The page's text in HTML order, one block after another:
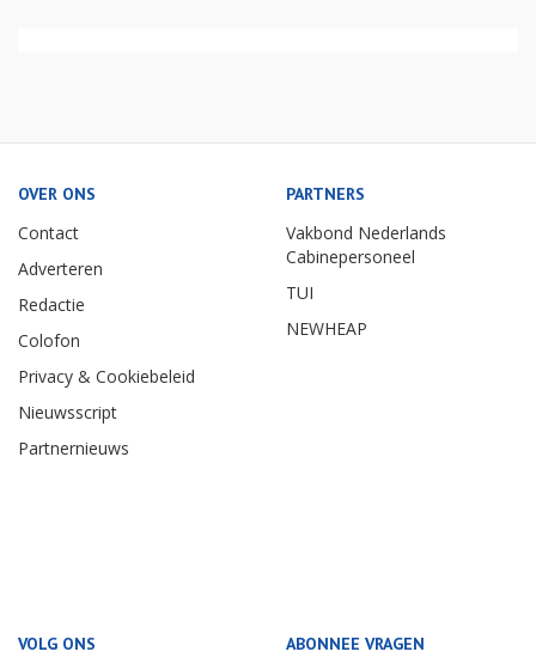
OVER ONS
Contact
Adverteren
Redactie
Colofon
Privacy & Cookiebeleid
Nieuwsscript
Partnernieuws
PARTNERS
Vakbond Nederlands
Cabinepersoneel
TUI
NEWHEAP
VOLG ONS ABONNEE VRAGEN